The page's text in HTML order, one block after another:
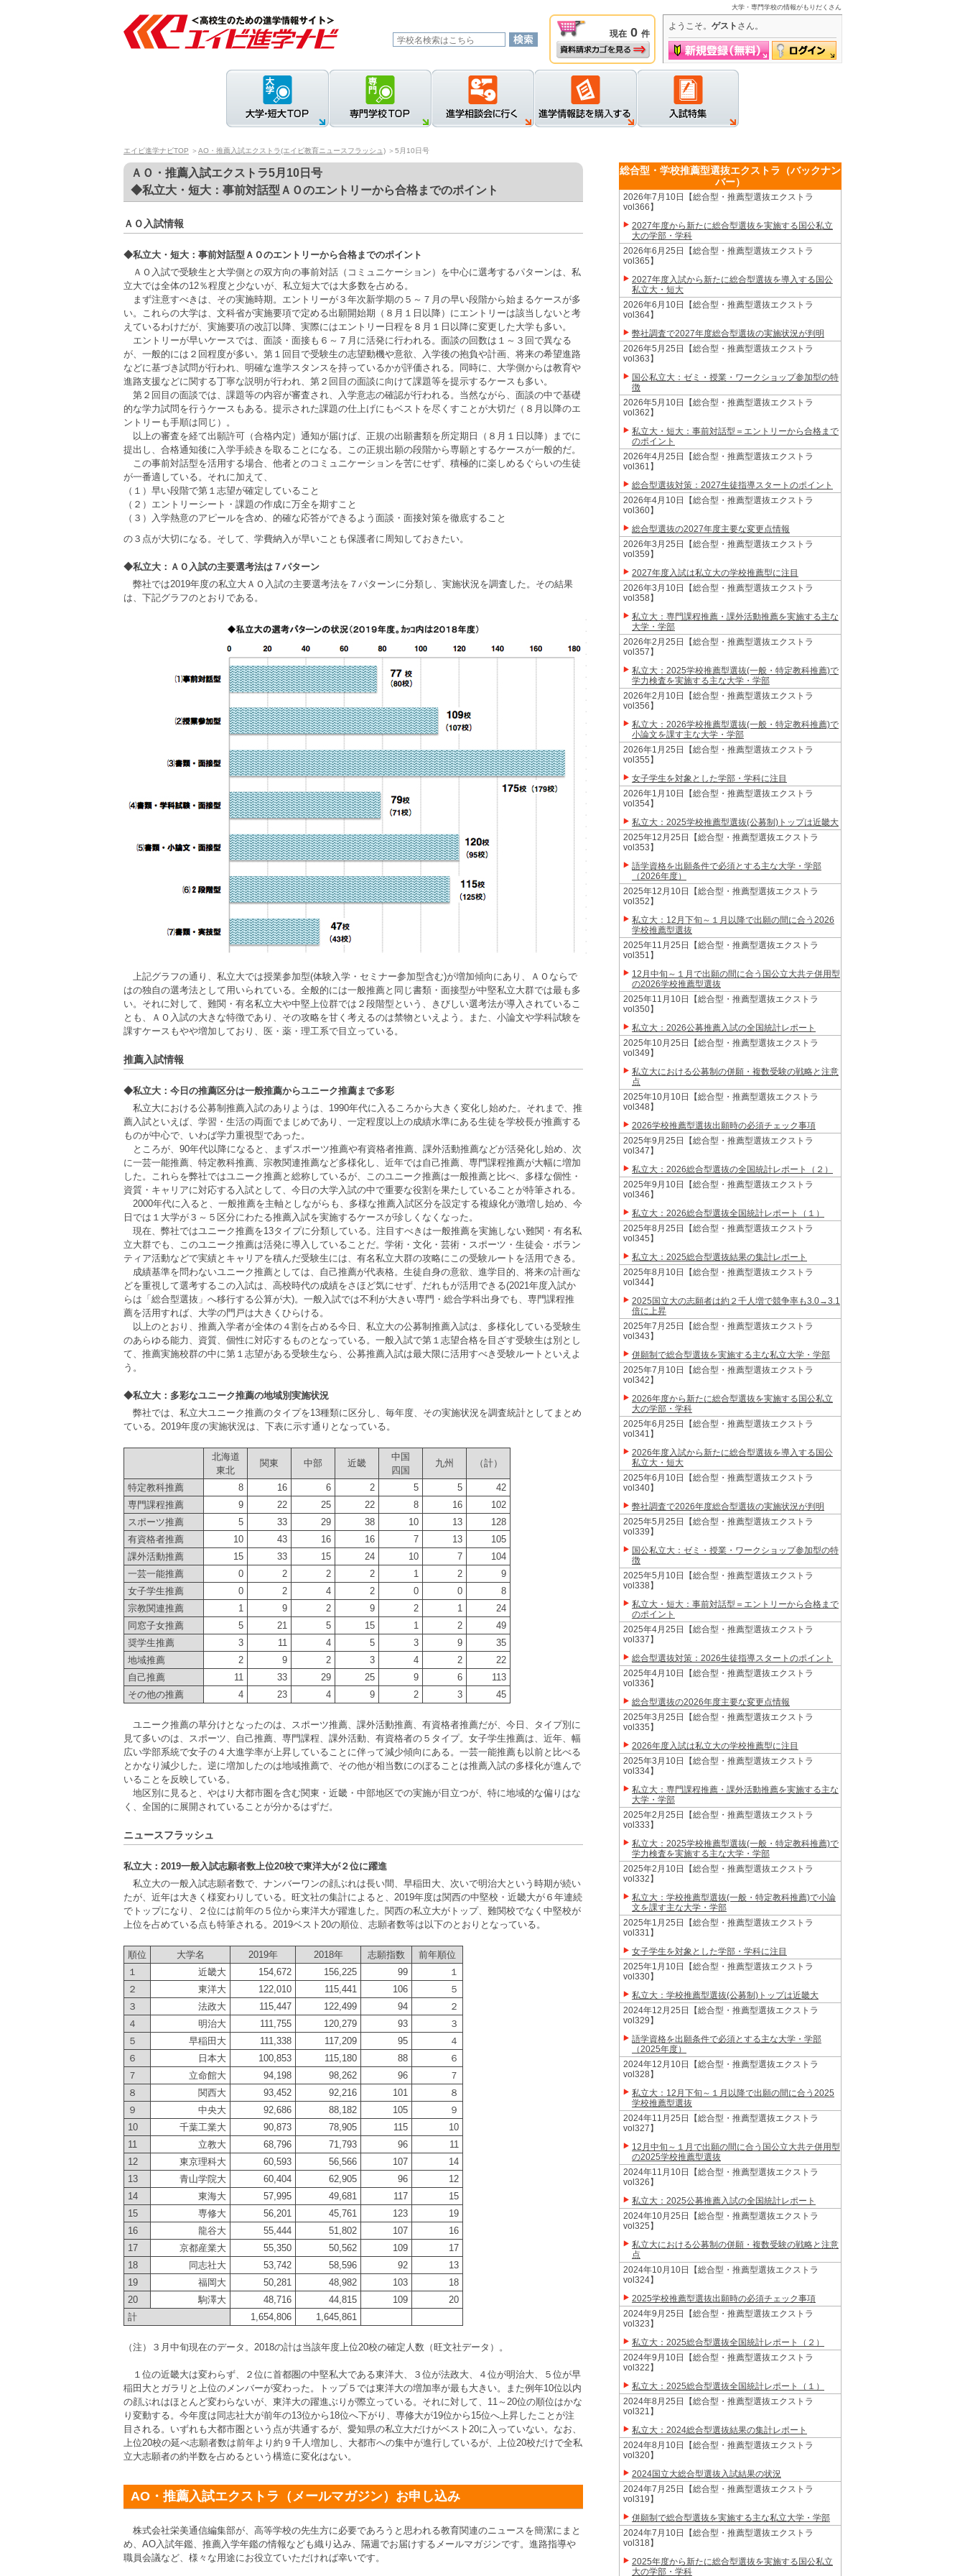
大学・専門学校の情報がもりだくさん
現在 0 件
資料請求カゴを見る
新規登録 ログイン
ようこそ。 ゲスト さん。
エイビ進学ナビTOP ＞ AO・推薦入試エクストラ(エイビ教育ニュースフラッシュ) ＞5月10日号
ＡＯ・推薦入試エクストラ5月10日号
◆私立大・短大：事前対話型ＡＯのエントリーから合格までのポイント
ＡＯ入試情報
◆私立大・短大：事前対話型ＡＯのエントリーから合格までのポイント
ＡＯ入試で受験生と大学側との双方向の事前対話（コミュニケーション）を中心に選考するパターンは、私
立大では全体の12％程度と少ないが、私立短大では大多数を占める。
まず注意すべきは、その実施時期。エントリーが３年次新学期の５～７月の早い段階から始まるケースが多
い。これらの大学は、文科省が実施要項で定める出願開始期（８月１日以降）にエントリーは該当しないと考
えているわけだが、実施要項の改訂以降、実際にはエントリー日程を８月１日以降に変更した大学も多い。
エントリーが早いケースでは、面談・面接も６～７月に活発に行われる。面談の回数は１～３回で異なる
が、一般的には２回程度が多い。第１回目で受験生の志望動機や意欲、入学後の抱負や計画、将来の希望進路
などに基づき試問が行われ、明確な進学スタンスを持っているかが評価される。同時に、大学側からは教育や
進路支援などに関する丁寧な説明が行われ、第２回目の面談に向けて課題等を提示するケースも多い。
第２回目の面談では、課題等の内容が審査され、入学意志の確認が行われる。当然ながら、面談の中で基礎
的な学力試問を行うケースもある。提示された課題の仕上げにもベストを尽くすことが大切だ（８月以降のエ
ントリーも手順は同じ）。
以上の審査を経て出願許可（合格内定）通知が届けば、正規の出願書類を所定期日（８月１日以降）までに
提出し、合格通知後に入学手続きを取ることになる。この正規出願の段階から専願とするケースが一般的だ。
この事前対話型を活用する場合、他者とのコミュニケーションを苦にせず、積極的に楽しめるぐらいの生徒
が一番適している。それに加えて、
（１）早い段階で第１志望が確定していること
（２）エントリーシート・課題の作成に万全を期すこと
（３）入学熱意のアピールを含め、的確な応答ができるよう面談・面接対策を徹底すること
の３点が大切になる。そして、学費納入が早いことも保護者に周知しておきたい。
◆私立大：ＡＯ入試の主要選考法は７パターン
弊社では2019年度の私立大ＡＯ入試の主要選考法を７パターンに分類し、実施状況を調査した。その結果
は、下記グラフのとおりである。
上記グラフの通り、私立大では授業参加型(体験入学・セミナー参加型含む)が増加傾向にあり、ＡＯならで
はの独自の選考法として用いられている。全般的には一般推薦と同じ書類・面接型が中堅私立大群では最も多
い。それに対して、難関・有名私立大や中堅上位群では２段階型という、きびしい選考法が導入されているこ
とも、ＡＯ入試の大きな特徴であり、その攻略を甘く考えるのは禁物といえよう。また、小論文や学科試験を
課すケースもやや増加しており、医・薬・理工系で目立っている。
推薦入試情報
◆私立大：今日の推薦区分は一般推薦からユニーク推薦まで多彩
私立大における公募制推薦入試のありようは、1990年代に入るころから大きく変化し始めた。それまで、推
薦入試といえば、学習・生活の両面でまじめであり、一定程度以上の成績水準にある生徒を学校長が推薦する
ものが中心で、いわば学力重視型であった。
ところが、90年代以降になると、まずスポーツ推薦や有資格者推薦、課外活動推薦などが活発化し始め、次
に一芸一能推薦、特定教科推薦、宗教関連推薦など多様化し、近年では自己推薦、専門課程推薦が大幅に増加
した。これらを弊社ではユニーク推薦と総称しているが、このユニーク推薦は一般推薦と比べ、多様な個性・
資質・キャリアに対応する入試として、今日の大学入試の中で重要な役割を果たしていることが特筆される。
2000年代に入ると、一般推薦を主軸としながらも、多様な推薦入試区分を設定する複線化が激増し始め、今
日では１大学が３～５区分にわたる推薦入試を実施するケースが珍しくなくなった。
現在、弊社ではユニーク推薦を13タイプに分類している。注目すべきは一般推薦を実施しない難関・有名私
立大群でも、このユニーク推薦は活発に導入していることだ。学術・文化・芸術・スポーツ・生徒会・ボラン
ティア活動などで実績とキャリアを積んだ受験生には、有名私立大群の攻略にこの受験ルートを活用できる。
成績基準を問わないユニーク推薦としては、自己推薦が代表格。生徒自身の意欲、進学目的、将来の計画な
どを重視して選考するこの入試は、高校時代の成績をさほど気にせず、だれもが活用できる(2021年度入試か
らは「総合型選抜」へ移行する公算が大)。一般入試では不利が大きい専門・総合学科出身でも、専門課程推
薦を活用すれば、大学の門戸は大きくひらける。
以上のとおり、推薦入学者が全体の４割を占める今日、私立大の公募制推薦入試は、多様化している受験生
のあらゆる能力、資質、個性に対応するものとなっている。一般入試で第１志望合格を目ざす受験生は別とし
て、推薦実施校群の中に第１志望がある受験生なら、公募推薦入試は最大限に活用すべき受験ルートといえよ
う。
◆私立大：多彩なユニーク推薦の地域別実施状況
弊社では、私立大ユニーク推薦のタイプを13種類に区分し、毎年度、その実施状況を調査統計としてまとめ
ている。2019年度の実施状況は、下表に示す通りとなっている。
北海道
東北
関東 中部 近畿
中国
四国
九州 （計）
特定教科推薦 8 16 6 2 5 5
42
専門課程推薦
9 22 25 22 8 16
102
スポーツ推薦
5 33 29 38 10 13
128
有資格者推薦
10 43 16 16 7 13
105
課外活動推薦
15 33 15 24 10 7
104
一芸一能推薦
0 2 2 2 1 2
9
女子学生推薦
0 2 4 2 0 0
8
宗教関連推薦
1 9 2 9 2 1
24
同窓子女推薦
5 21 5 15 1 2
49
奨学生推薦
3 11 4 5 3 9
35
地域推薦
2 9 2 3 4 2
22
自己推薦
11 33 29 25 9 6
113
その他の推薦
4 23 4 9 2 3 45
ユニーク推薦の草分けとなったのは、スポーツ推薦、課外活動推薦、有資格者推薦だが、今日、タイプ別に
見て多いのは、スポーツ、自己推薦、専門課程、課外活動、有資格者の５タイプ。女子学生推薦は、近年、幅
広い学部系統で女子の４大進学率が上昇していることに伴って減少傾向にある。一芸一能推薦も以前と比べる
とかなり減少した。逆に増加したのは地域推薦で、その他が相当数にのぼることは推薦入試の多様化が進んで
いることを反映している。
地区別に見ると、やはり大都市圏を含む関東・近畿・中部地区での実施が目立つが、特に地域的な偏りはな
く、全国的に展開されていることが分かるはずだ。
ニュースフラッシュ
私立大：2019一般入試志願者数上位20校で東洋大が２位に躍進
私立大の一般入試志願者数で、ナンバーワンの顔ぶれは長い間、早稲田大、次いで明治大という時期が続い
たが、近年は大きく様変わりしている。旺文社の集計によると、2019年度は関西の中堅校・近畿大が６年連続
でトップになり、２位には前年の５位から東洋大が躍進した。関西の私立大がトップ、難関校でなく中堅校が
上位を占めている点も特筆される。2019ベスト20の順位、志願者数等は以下のとおりとなっている。
順位 大学名 2019年 2018年 志願指数
前年順位
１
近畿大 154,672 156,225 99
１
２
東洋大 122,010 115,441 106
５
３
法政大 115,447 122,499 94
２
４
明治大 111,755 120,279 93
３
５
早稲田大 111,338 117,209 95
４
６
日本大 100,853 115,180 88
６
７
立命館大 94,198 98,262 96
７
８
関西大 93,452 92,216 101
８
９
中央大 92,686 88,182 105
９
10
千葉工業大 90,873 78,905 115
10
11
立教大 68,796 71,793 96
11
12
東京理科大 60,593 56,566 107
14
13
青山学院大 60,404 62,905 96
12
14
東海大 57,995 49,681 117
15
15
専修大 56,201 45,761 123
19
16
龍谷大 55,444 51,802 107
16
17
京都産業大 55,350 50,562 109
17
18
同志社大 53,742 58,596 92
13
19
福岡大 50,281 48,982 103
18
20
駒澤大 48,716 44,815 109
20
計
1,654,806 1,645,861
（注）３月中旬現在のデータ。2018の計は当該年度上位20校の確定人数（旺文社データ）。
１位の近畿大は変わらず、２位に首都圏の中堅私大である東洋大、３位が法政大、４位が明治大、５位が早
稲田大とガラリと上位のメンバーが変わった。トップ５では東洋大の増加率が最も大きい。また例年10位以内
の顔ぶれはほとんど変わらないが、東洋大の躍進ぶりが際立っている。それに対して、11～20位の順位はかな
り変動する。今年度は同志社大が前年の13位から18位へ下がり、専修大が19位から15位へ上昇したことが注
目される。いずれも大都市圏という点が共通するが、愛知県の私立大だけがベスト20に入っていない。なお、
上位20校の延べ志願者数は前年より約９千人増加し、大都市への集中が進行しているが、上位20校だけで全私
立大志願者の約半数を占めるという構造に変化はない。
AO・推薦入試エクストラ（メールマガジン）お申し込み
株式会社栄美通信編集部が、高等学校の先生方に必要であろうと思われる教育関連のニュースを簡潔にまと
め、AO入試年鑑、推薦入学年鑑の情報なども織り込み、隔週でお届けするメールマガジンです。進路指導や
職員会議など、様々な用途にお役立ていただければ幸いです。
総合型・学校推薦型選抜エクストラ（バックナン
バー）
2026年7月10日【総合型・推薦型選抜エクストラ
vol366】
2027年度から新たに総合型選抜を実施する国公私立
大の学部・学科
2026年6月25日【総合型・推薦型選抜エクストラ
vol365】
2027年度入試から新たに総合型選抜を導入する国公
私立大・短大
2026年6月10日【総合型・推薦型選抜エクストラ
vol364】
弊社調査で2027年度総合型選抜の実施状況が判明
2026年5月25日【総合型・推薦型選抜エクストラ
vol363】
国公私立大：ゼミ・授業・ワークショップ参加型の特
徴
2026年5月10日【総合型・推薦型選抜エクストラ
vol362】
私立大・短大：事前対話型＝エントリーから合格まで
のポイント
2026年4月25日【総合型・推薦型選抜エクストラ
vol361】
総合型選抜対策：2027生徒指導スタートのポイント
2026年4月10日【総合型・推薦型選抜エクストラ
vol360】
総合型選抜の2027年度主要な変更点情報
2026年3月25日【総合型・推薦型選抜エクストラ
vol359】
2027年度入試は私立大の学校推薦型に注目
2026年3月10日【総合型・推薦型選抜エクストラ
vol358】
私立大：専門課程推薦・課外活動推薦を実施する主な
大学・学部
2026年2月25日【総合型・推薦型選抜エクストラ
vol357】
私立大：2025学校推薦型選抜(一般・特定教科推薦)で
学力検査を実施する主な大学・学部
2026年2月10日【総合型・推薦型選抜エクストラ
vol356】
私立大：2026学校推薦型選抜(一般・特定教科推薦)で
小論文を課す主な大学・学部
2026年1月25日【総合型・推薦型選抜エクストラ
vol355】
女子学生を対象とした学部・学科に注目
2026年1月10日【総合型・推薦型選抜エクストラ
vol354】
私立大：2025学校推薦型選抜(公募制)トップは近畿大
2025年12月25日【総合型・推薦型選抜エクストラ
vol353】
語学資格を出願条件で必須とする主な大学・学部
（2026年度）
2025年12月10日【総合型・推薦型選抜エクストラ
vol352】
私立大：12月下旬～１月以降で出願の間に合う2026
学校推薦型選抜
2025年11月25日【総合型・推薦型選抜エクストラ
vol351】
12月中旬～１月で出願の間に合う国公立大共テ併用型
の2026学校推薦型選抜
2025年11月10日【総合型・推薦型選抜エクストラ
vol350】
私立大：2026公募推薦入試の全国統計レポート
2025年10月25日【総合型・推薦型選抜エクストラ
vol349】
私立大における公募制の併願・複数受験の戦略と注意
点
2025年10月10日【総合型・推薦型選抜エクストラ
vol348】
2026学校推薦型選抜出願時の必須チェック事項
2025年9月25日【総合型・推薦型選抜エクストラ
vol347】
私立大：2026総合型選抜の全国統計レポート（２）
2025年9月10日【総合型・推薦型選抜エクストラ
vol346】
私立大：2026総合型選抜全国統計レポート（１）
2025年8月25日【総合型・推薦型選抜エクストラ
vol345】
私立大：2025総合型選抜結果の集計レポート
2025年8月10日【総合型・推薦型選抜エクストラ
vol344】
2025国立大の志願者は約２千人増で競争率も3.0→3.1
倍に上昇
2025年7月25日【総合型・推薦型選抜エクストラ
vol343】
併願制で総合型選抜を実施する主な私立大学・学部
2025年7月10日【総合型・推薦型選抜エクストラ
vol342】
2026年度から新たに総合型選抜を実施する国公私立
大の学部・学科
2025年6月25日【総合型・推薦型選抜エクストラ
vol341】
2026年度入試から新たに総合型選抜を導入する国公
私立大・短大
2025年6月10日【総合型・推薦型選抜エクストラ
vol340】
弊社調査で2026年度総合型選抜の実施状況が判明
2025年5月25日【総合型・推薦型選抜エクストラ
vol339】
国公私立大：ゼミ・授業・ワークショップ参加型の特
徴
2025年5月10日【総合型・推薦型選抜エクストラ
vol338】
私立大・短大：事前対話型＝エントリーから合格まで
のポイント
2025年4月25日【総合型・推薦型選抜エクストラ
vol337】
総合型選抜対策：2026生徒指導スタートのポイント
2025年4月10日【総合型・推薦型選抜エクストラ
vol336】
総合型選抜の2026年度主要な変更点情報
2025年3月25日【総合型・推薦型選抜エクストラ
vol335】
2026年度入試は私立大の学校推薦型に注目
2025年3月10日【総合型・推薦型選抜エクストラ
vol334】
私立大：専門課程推薦・課外活動推薦を実施する主な
大学・学部
2025年2月25日【総合型・推薦型選抜エクストラ
vol333】
私立大：2025学校推薦型選抜(一般・特定教科推薦)で
学力検査を実施する主な大学・学部
2025年2月10日【総合型・推薦型選抜エクストラ
vol332】
私立大：学校推薦型選抜(一般・特定教科推薦)で小論
文を課す主な大学・学部
2025年1月25日【総合型・推薦型選抜エクストラ
vol331】
女子学生を対象とした学部・学科に注目
2025年1月10日【総合型・推薦型選抜エクストラ
vol330】
私立大：学校推薦型選抜(公募制)トップは近畿大
2024年12月25日【総合型・推薦型選抜エクストラ
vol329】
語学資格を出願条件で必須とする主な大学・学部
（2025年度）
2024年12月10日【総合型・推薦型選抜エクストラ
vol328】
私立大：12月下旬～１月以降で出願の間に合う2025
学校推薦型選抜
2024年11月25日【総合型・推薦型選抜エクストラ
vol327】
12月中旬～１月で出願の間に合う国公立大共テ併用型
の2025学校推薦型選抜
2024年11月10日【総合型・推薦型選抜エクストラ
vol326】
私立大：2025公募推薦入試の全国統計レポート
2024年10月25日【総合型・推薦型選抜エクストラ
vol325】
私立大における公募制の併願・複数受験の戦略と注意
点
2024年10月10日【総合型・推薦型選抜エクストラ
vol324】
2025学校推薦型選抜出願時の必須チェック事項
2024年9月25日【総合型・推薦型選抜エクストラ
vol323】
私立大：2025総合型選抜全国統計レポート（２）
2024年9月10日【総合型・推薦型選抜エクストラ
vol322】
私立大：2025総合型選抜全国統計レポート（１）
2024年8月25日【総合型・推薦型選抜エクストラ
vol321】
私立大：2024総合型選抜結果の集計レポート
2024年8月10日【総合型・推薦型選抜エクストラ
vol320】
2024国立大総合型選抜入試結果の状況
2024年7月25日【総合型・推薦型選抜エクストラ
vol319】
併願制で総合型選抜を実施する主な私立大学・学部
2024年7月10日【総合型・推薦型選抜エクストラ
vol318】
2025年度から新たに総合型選抜を実施する国公私立
大の学部・学科